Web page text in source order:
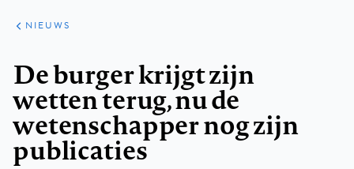
ARTIKELEN
HET
KORT
NIEUWS
De burger krijgt zijn
wetten terug, nu de
wetenschapper nog zijn
publicaties